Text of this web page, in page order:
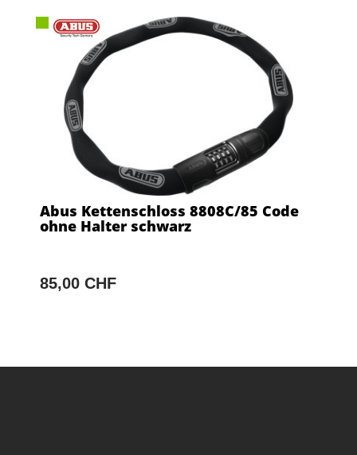
Abus Kettenschloss 8808C/85 Code
ohne Halter schwarz
85,00 CHF